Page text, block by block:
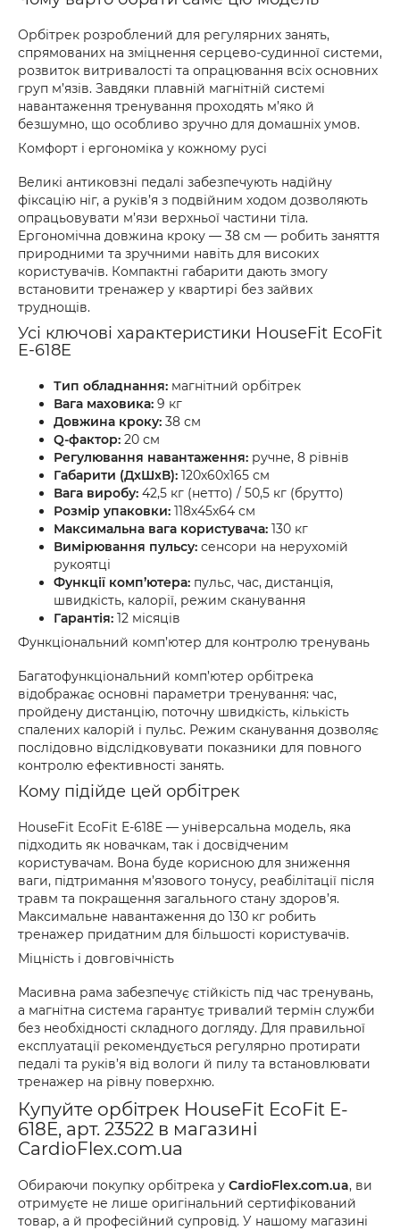
Орбітрек розроблений для регулярних занять,
спрямованих на зміцнення серцево-судинної системи,
розвиток витривалості та опрацювання всіх основних
груп м’язів. Завдяки плавній магнітній системі
навантаження тренування проходять м’яко й
безшумно, що особливо зручно для домашніх умов.
Комфорт і ергономіка у кожному русі
Великі антиковзні педалі забезпечують надійну
фіксацію ніг, а руків’я з подвійним ходом дозволяють
опрацьовувати м’язи верхньої частини тіла.
Ергономічна довжина кроку — 38 см — робить заняття
природними та зручними навіть для високих
користувачів. Компактні габарити дають змогу
встановити тренажер у квартирі без зайвих
труднощів.
Усі ключові характеристики HouseFit EcoFit
E-618E
Тип обладнання: магнітний орбітрек
Вага маховика: 9 кг
Довжина кроку: 38 см
Q-фактор: 20 см
Регулювання навантаження: ручне, 8 рівнів
Габарити (ДxШxВ): 120х60х165 см
Вага виробу: 42,5 кг (нетто) / 50,5 кг (брутто)
Розмір упаковки: 118х45х64 см
Максимальна вага користувача: 130 кг
Вимірювання пульсу: сенсори на нерухомій
рукоятці
Функції комп’ютера: пульс, час, дистанція,
швидкість, калорії, режим сканування
Гарантія: 12 місяців
Функціональний комп’ютер для контролю тренувань
Багатофункціональний комп’ютер орбітрека
відображає основні параметри тренування: час,
пройдену дистанцію, поточну швидкість, кількість
спалених калорій і пульс. Режим сканування дозволяє
послідовно відслідковувати показники для повного
контролю ефективності занять.
Кому підійде цей орбітрек
HouseFit EcoFit E-618E — універсальна модель, яка
підходить як новачкам, так і досвідченим
користувачам. Вона буде корисною для зниження
ваги, підтримання м’язового тонусу, реабілітації після
травм та покращення загального стану здоров’я.
Максимальне навантаження до 130 кг робить
тренажер придатним для більшості користувачів.
Міцність і довговічність
Масивна рама забезпечує стійкість під час тренувань,
а магнітна система гарантує тривалий термін служби
без необхідності складного догляду. Для правильної
експлуатації рекомендується регулярно протирати
педалі та руків’я від вологи й пилу та встановлювати
тренажер на рівну поверхню.
Купуйте орбітрек HouseFit EcoFit E-
618E, арт. 23522 в магазині
CardioFlex.com.ua
Обираючи покупку орбітрека у CardioFlex.com.ua, ви
отримуєте не лише оригінальний сертифікований
товар, а й професійний супровід. У нашому магазині